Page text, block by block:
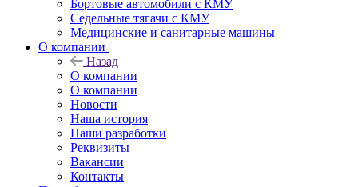
Бортовые автомобили с КМУ
Седельные тягачи с КМУ
Медицинские и санитарные машины
О компании
Назад
О компании
О компании
Новости
Наша история
Наши разработки
Реквизиты
Вакансии
Контакты